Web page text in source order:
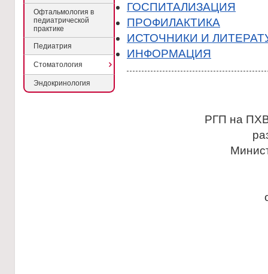
Офтальмология в
педиатрической
практике
Педиатрия
Стоматология
Эндокринология
ГОСПИТАЛИЗАЦИЯ
ПРОФИЛАКТИКА
ИСТОЧНИКИ И
ИНФОРМАЦИЯ
РГП на ПХВ